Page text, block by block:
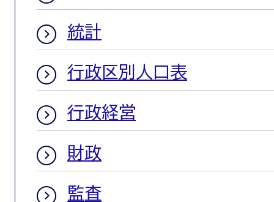
統計
行政区別人口表
行政経営
財政
監査